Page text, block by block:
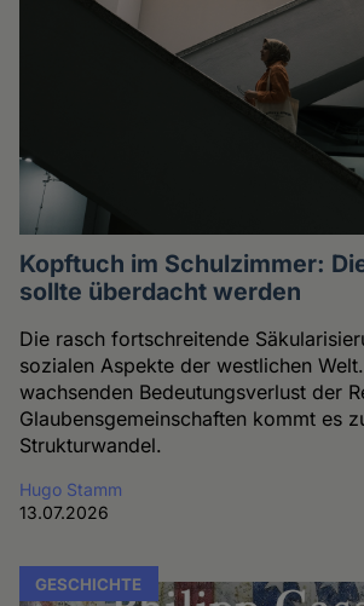
Kopftuch im Schulzimmer:
sollte überdacht werden
Die rasch fortschreitende
sozialen Aspekte der westlichen
wachsenden Bedeutungsverlust der
Glaubensgemeinschaften kommt es
Strukturwandel.
Hugo Stamm
13.07.2026
GESCHICHTE